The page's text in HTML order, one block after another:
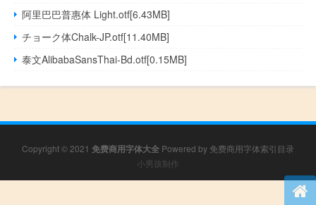
阿里巴巴普惠体 Light.otf[6.43MB]
チョーク体Chalk-JP.otf[11.40MB]
泰文AlibabaSansThai-Bd.otf[0.15MB]
Copyright © 2021 免费商用字体大全 Powered by 免费商用字体索引目录
小男孩制作